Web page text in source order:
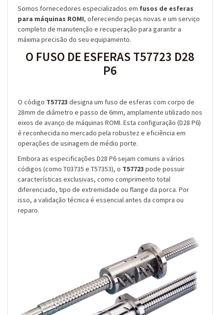
Somos fornecedores especializados em fusos de esferas
para máquinas ROMI, oferecendo peças novas e um serviço
completo de manutenção e recuperação para garantir a
máxima precisão do seu equipamento.
O FUSO DE ESFERAS T57723 D28
P6
O código T57723 designa um fuso de esferas com corpo de
28mm de diâmetro e passo de 6mm, amplamente utilizado nos
eixos de avanço de máquinas ROMI. Esta configuração (D28 P6)
é reconhecida no mercado pela robustez e eficiência em
operações de usinagem de médio porte.
Embora as especificações D28 P6 sejam comuns a vários
códigos (como T03735 e T57353), o T57723 pode possuir
características exclusivas, como comprimento total
diferenciado, tipo de extremidade ou flange da porca. Por
isso, a validação técnica é essencial antes da compra ou
reparo.